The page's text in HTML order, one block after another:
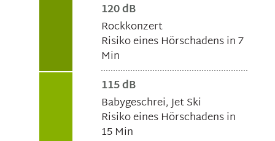
120 dB
Rockkonzert
Risiko eines Hörschadens in 7
Min
115 dB
Babygeschrei, Jet Ski
Risiko eines Hörschadens in
15 Min